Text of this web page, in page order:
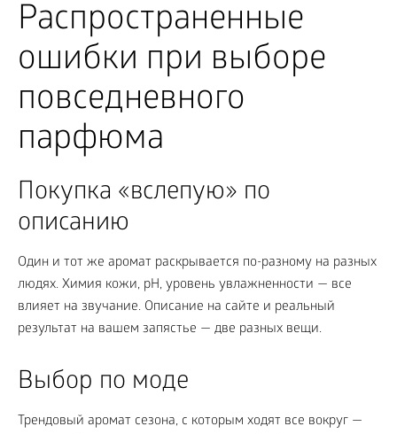
Распространенные
ошибки при выборе
повседневного
парфюма
Покупка «вслепую» по
описанию
Один и тот же аромат раскрывается по-разному на разных
людях. Химия кожи, pH, уровень увлажненности — все
влияет на звучание. Описание на сайте и реальный
результат на вашем запястье — две разных вещи.
Выбор по моде
Трендовый аромат сезона, с которым ходят все вокруг —